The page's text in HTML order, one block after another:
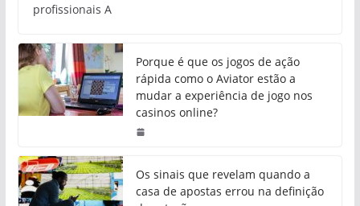
profissionais A
Porque é que os jogos de ação
rápida como o Aviator estão a
mudar a experiência de jogo nos
casinos online?
Os sinais que revelam quando a
casa de apostas errou na definição